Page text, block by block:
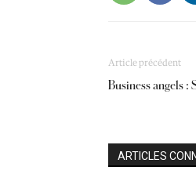
Article précédent
Business angels
ARTICLES